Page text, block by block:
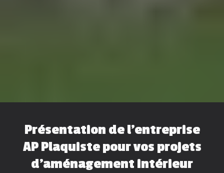
Présentation de l'entreprise
AP Plaquiste pour vos projets
d'aménagement intérieur